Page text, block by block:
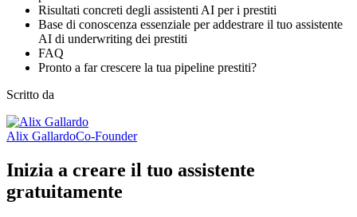
Risultati concreti degli assistenti AI per i prestiti
Base di conoscenza essenziale per addestrare il tuo assistente
AI di underwriting dei prestiti
FAQ
Pronto a far crescere la tua pipeline prestiti?
Scritto da
Alix GallardoCo-Founder
Inizia a creare il tuo assistente
gratuitamente